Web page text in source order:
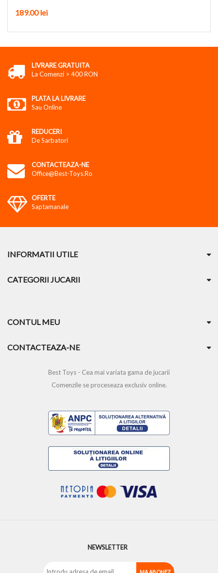
189.00 lei
LIVRARE GRATUITA
La Comenzi > 400 RON
PLATA LA LIVRARE
Sau Online
REDUCERI
De Sarbatori
CONTACTEAZA-NE
Office@best-Toys.ro
OFERTE
Saptamanale
INFORMATII UTILE
CATEGORII JUCARII
CONTUL MEU
CONTACTEAZA-NE
Best Toys - Cea mai variata gama de jucarii
Comenzile se proceseaza exclusiv online.
NEWSLETTER